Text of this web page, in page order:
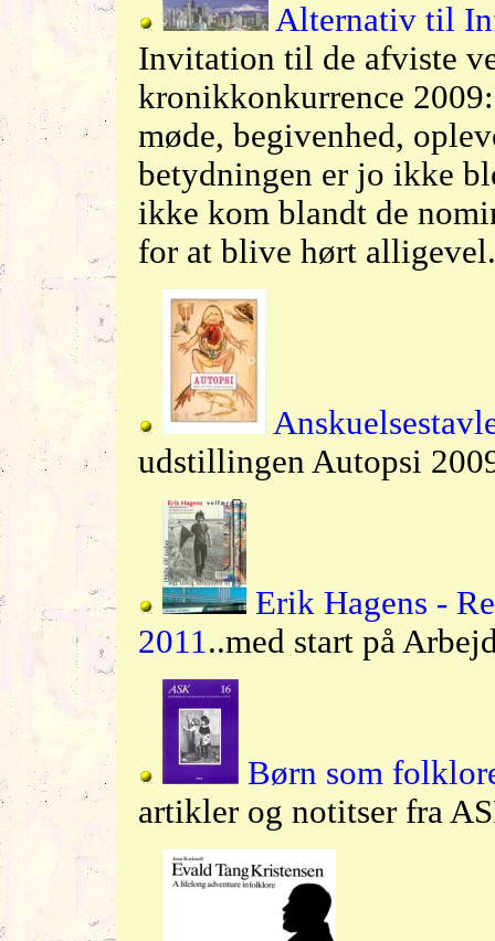
Alternativ til
Invitation til de afviste
kronikkonkurrence
møde, begivenhed,
betydningen er jo ikke
ikke kom blandt de
for at blive hørt alligevel.
udstillingen Autopsi
Erik Hagens -
2011..med start på
Børn som
artikler og notitser fra